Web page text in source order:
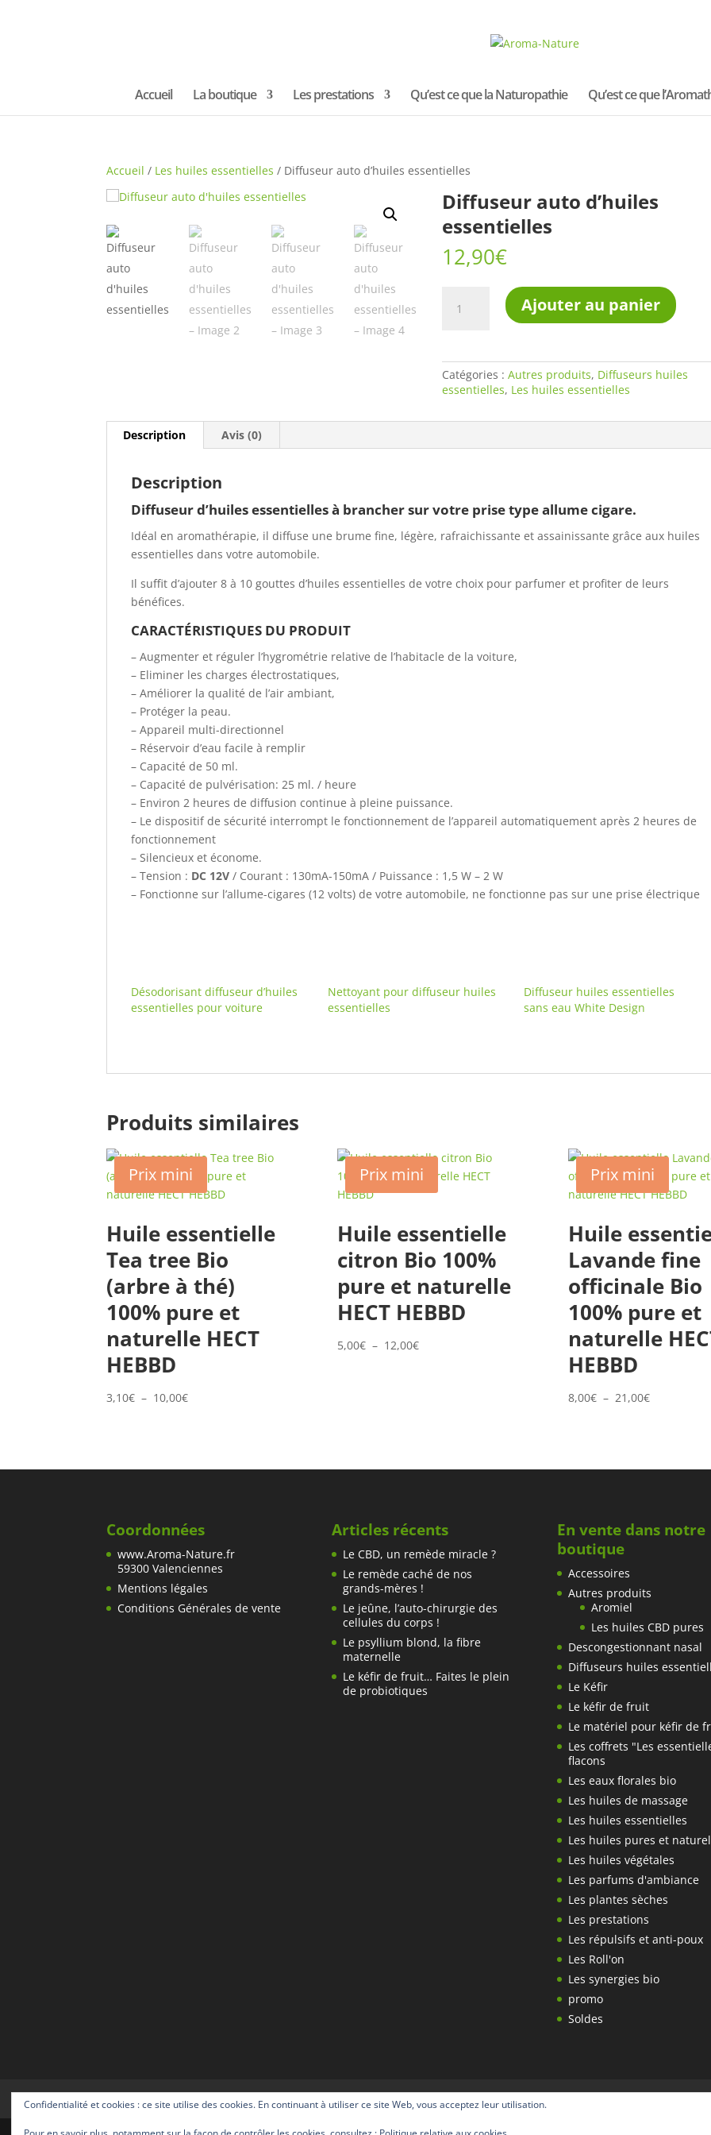
Accueil La boutique Les prestations Qu’est ce que la Naturopathie Qu’est ce que
Accueil / Les huiles essentielles / Diffuseur auto d’huiles essentielles
Diffuseur auto d’huiles
essentielles
12,90€
essentielles
Ajouter au panier
Catégories : Autres produits, Diffuseurs huiles
essentielles, Les huiles essentielles
Description Avis (0)
Description
Diffuseur d’huiles essentielles à brancher sur votre prise type allume cigare.
Idéal en aromathérapie, il diffuse une brume fine, légère, rafraichissante et assainissante grâce aux huiles
essentielles dans votre automobile.
Il suffit d’ajouter 8 à 10 gouttes d’huiles essentielles de votre choix pour parfumer et profiter de leurs
bénéfices.
CARACTÉRISTIQUES DU PRODUIT
– Augmenter et réguler l’hygrométrie relative de l’habitacle de la voiture,
– Eliminer les charges électrostatiques,
– Améliorer la qualité de l’air ambiant,
– Protéger la peau.
– Appareil multi-directionnel
– Réservoir d’eau facile à remplir
– Capacité de 50 ml.
– Capacité de pulvérisation: 25 ml. / heure
– Environ 2 heures de diffusion continue à pleine puissance.
– Le dispositif de sécurité interrompt le fonctionnement de l’appareil automatiquement après 2 heures de
fonctionnement
– Silencieux et économe.
– Tension : DC 12V / Courant : 130mA-150mA / Puissance : 1,5 W – 2 W
– Fonctionne sur l’allume-cigares (12 volts) de votre automobile, ne fonctionne pas sur une prise électrique
Désodorisant diffuseur d’huiles
essentielles pour voiture
Nettoyant pour diffuseur huiles
essentielles
Diffuseur huiles essentielles
sans eau White Design
Produits similaires
Prix mini
Huile essentielle
Tea tree Bio
(arbre à thé)
100% pure et
naturelle HECT
HEBBD
3,10€ – 10,00€Plage
à
Prix mini
Huile essentielle
citron Bio 100%
pure et naturelle
HECT HEBBD
5,00€ – 12,00€Plage
Prix mini
Huile
Lavande fine
officinale Bio
100% pure et
naturelle
HEBBD
8,00€ – 21,00€Plage
à
Coordonnées
www.Aroma-Nature.fr
59300 Valenciennes
Mentions légales
Conditions Générales de vente
Articles récents
Le CBD, un remède miracle ?
Le remède caché de nos
grands-mères !
Le jeûne, l’auto-chirurgie des
cellules du corps !
Le psyllium blond, la fibre
maternelle
Le kéfir de fruit… Faites le plein
de probiotiques
En vente dans notre
boutique
Accessoires
Autres produits
Aromiel
Les huiles CBD pures
Descongestionnant nasal
Diffuseurs huiles
Le Kéfir
Le kéfir de fruit
Le matériel pour kéfir de
Les coffrets "Les
flacons
Les eaux florales bio
Les huiles de massage
Les huiles essentielles
Les huiles pures et
Les huiles végétales
Les parfums d'ambiance
Les plantes sèches
Les prestations
Les répulsifs et anti-poux
Les Roll'on
Les synergies bio
promo
Soldes
Accueil La boutique Les prestations Qu’est ce que la Naturopathie Qu’est ce que
Confidentialité et cookies : ce site utilise des cookies. En continuant à utiliser ce site Web, vous acceptez leur utilisation.